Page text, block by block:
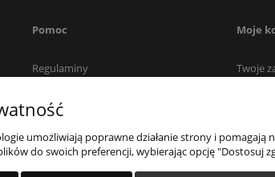
Pomoc
Regulaminy
Polityka prywatności
Moje
Twoje
umożliwiają poprawne działanie strony i
do swoich preferencji, wybierając opcję "Dostosuj